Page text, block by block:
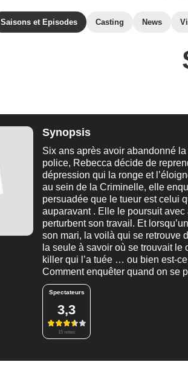
Saisons et Episodes Casting News
Synopsis
Six ans après avoir abandonné
police, Rebecca décide de
dépression qui la ronge et
au sein de la Criminelle, elle
persuadée que le tueur est celui
auparavant . Elle le poursuit
perturbent son travail. Et
son mari, la voilà qui se retrouve
la seule à savoir où se trouvait le
killer qui l’a tuée … ou bien est-
Comment enquêter quand on se
Spectateurs
3,3
15 notes